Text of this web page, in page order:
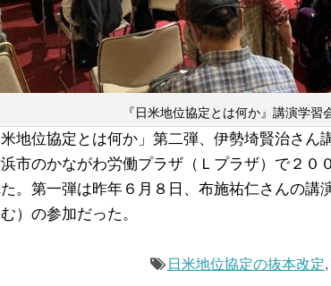
『日米地位協定とは何か』講演学習
地位協定とは何か」第二弾、伊勢埼賢治さん
浜市のかながわ労働プラザ（Ｌプラザ）で２０
。第一弾は昨年６月８日、布施祐仁さんの講
）の参加だった。
日米地位協定の抜本改定,